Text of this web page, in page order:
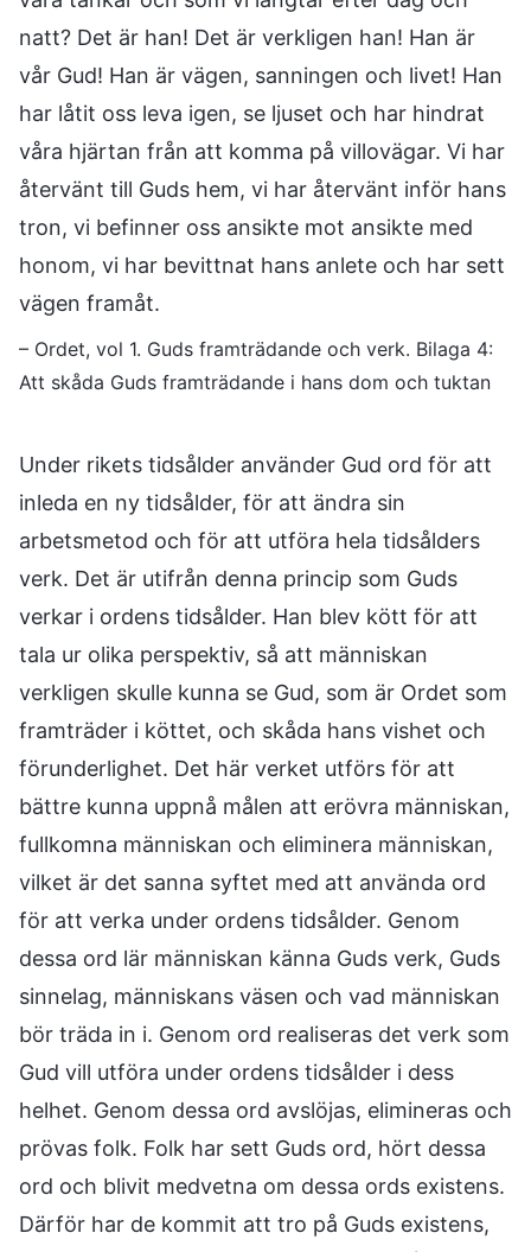
natt? Det är han! Det är verkligen han! Han är
vår Gud! Han är vägen, sanningen och livet! Han
har låtit oss leva igen, se ljuset och har hindrat
våra hjärtan från att komma på villovägar. Vi har
återvänt till Guds hem, vi har återvänt inför hans
tron, vi befinner oss ansikte mot ansikte med
honom, vi har bevittnat hans anlete och har sett
vägen framåt.
– Ordet, vol 1. Guds framträdande och verk. Bilaga 4:
Att skåda Guds framträdande i hans dom och tuktan
Under rikets tidsålder använder Gud ord för att
inleda en ny tidsålder, för att ändra sin
arbetsmetod och för att utföra hela tidsålders
verk. Det är utifrån denna princip som Guds
verkar i ordens tidsålder. Han blev kött för att
tala ur olika perspektiv, så att människan
verkligen skulle kunna se Gud, som är Ordet som
framträder i köttet, och skåda hans vishet och
förunderlighet. Det här verket utförs för att
bättre kunna uppnå målen att erövra människan,
fullkomna människan och eliminera människan,
vilket är det sanna syftet med att använda ord
för att verka under ordens tidsålder. Genom
dessa ord lär människan känna Guds verk, Guds
sinnelag, människans väsen och vad människan
bör träda in i. Genom ord realiseras det verk som
Gud vill utföra under ordens tidsålder i dess
helhet. Genom dessa ord avslöjas, elimineras och
prövas folk. Folk har sett Guds ord, hört dessa
ord och blivit medvetna om dessa ords existens.
Därför har de kommit att tro på Guds existens,